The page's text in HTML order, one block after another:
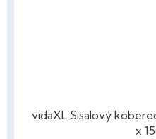
vidaXL Sisalový
x